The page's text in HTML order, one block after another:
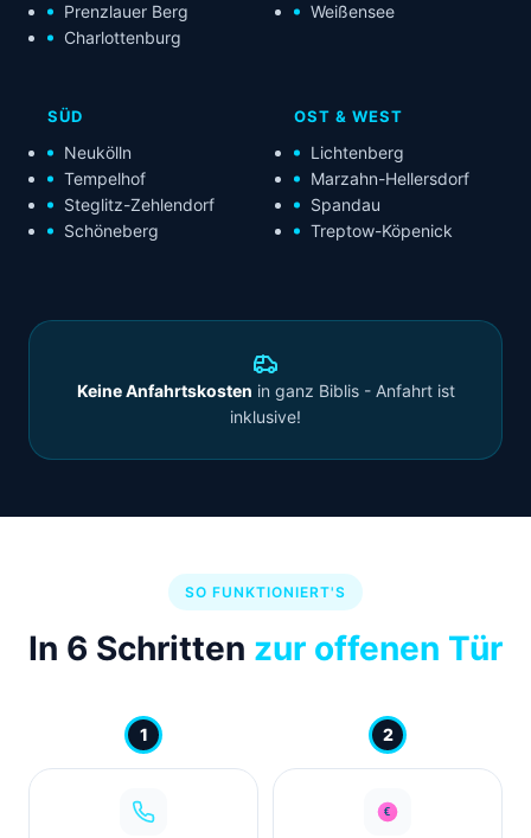
Prenzlauer Berg
Charlottenburg
Weißensee
SÜD
Neukölln
Tempelhof
Steglitz-Zehlendorf
Schöneberg
OST & WEST
Lichtenberg
Marzahn-Hellersdorf
Spandau
Treptow-Köpenick
Keine Anfahrtskosten in ganz Biblis - Anfahrt ist
inklusive!
SO FUNKTIONIERT'S
In 6 Schritten zur offenen Tür
1 2